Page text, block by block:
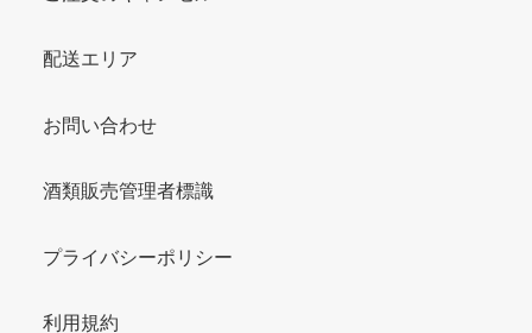
配送エリア
お問い合わせ
酒類販売管理者標識
プライバシーポリシー
利用規約